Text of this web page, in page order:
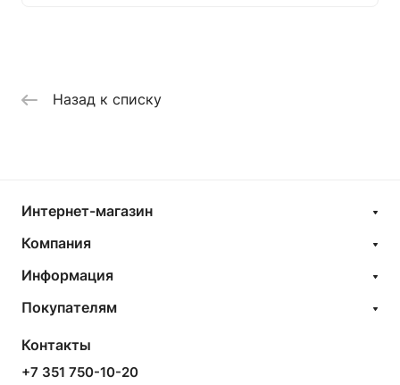
Назад к списку
Интернет-магазин
Компания
Информация
Покупателям
Контакты
+7 351 750-10-20